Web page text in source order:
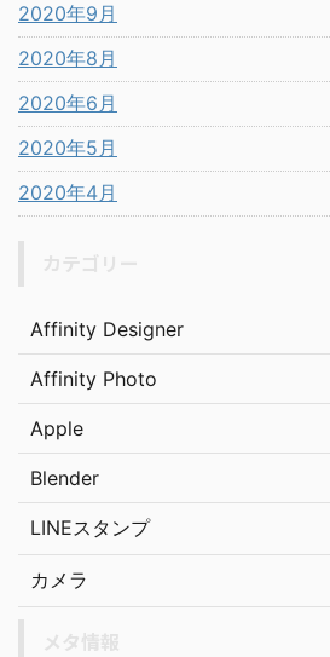
2020年9月
2020年8月
2020年6月
2020年5月
2020年4月
Affinity Designer
Affinity Photo
Apple
Blender
LINEスタンプ
カメラ